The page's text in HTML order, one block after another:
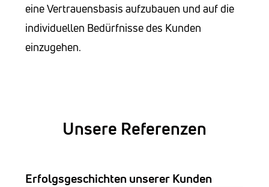
eine Vertrauensbasis aufzubauen und auf die
individuellen Bedürfnisse des Kunden
einzugehen.
Unsere Referenzen
Erfolgsgeschichten unserer Kunden